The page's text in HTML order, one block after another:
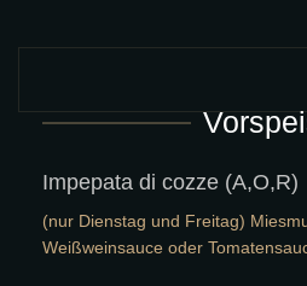
Impepata di cozze (A,O,R)
(nur Dienstag und Freitag)
Weißweinsauce oder